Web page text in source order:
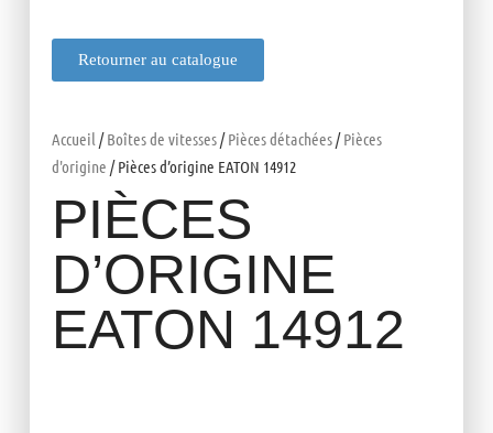
Retourner au catalogue
Accueil /Boîtes de vitesses/Pièces détachées/Pièces
d'origine / Pièces d’origine EATON 14912
PIÈCES
D’ORIGINE
EATON 14912